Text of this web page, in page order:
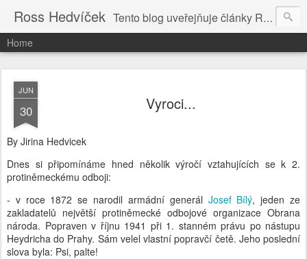
Ross Hedvíček Tento blog uveřejňuje články Ross Hedvíčka v češtině (pokud budu mit naladu) - s editacni pomoci Ludvika Dedika.
Home
JUN
30 Vyroci...
By Jirina Hedvicek
Dnes si připomínáme hned několik výročí vztahujících se k 2.
protiněmeckému odboji:
- v roce 1872 se narodil armádní generál Josef Bílý, jeden ze
zakladatelů největší protiněmecké odbojové organizace Obrana
národa. Popraven v říjnu 1941 při 1. stanném právu po nástupu
Heydricha do Prahy. Sám velel vlastní popravčí četě. Jeho poslední
slova byla: Psi, palte!